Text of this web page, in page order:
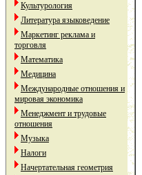
Культурология
Литература языковедение
Маркетинг реклама и
торговля
Математика
Медицина
Международные отношения и
мировая экономика
Менеджмент и трудовые
отношения
Музыка
Налоги
Начертательная геометрия